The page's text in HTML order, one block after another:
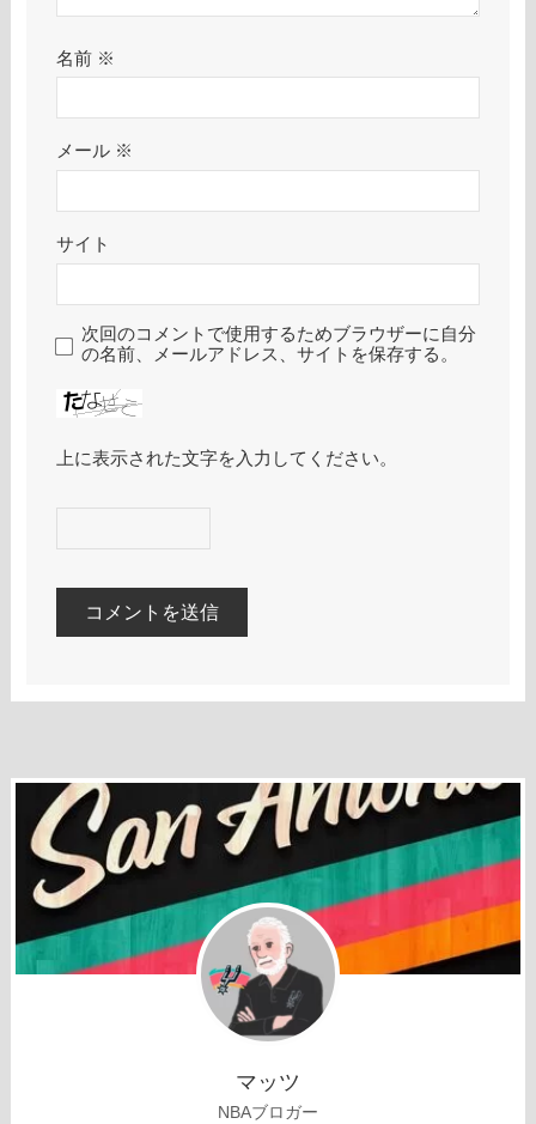
名前 ※
メール ※
サイト
次回のコメントで使用するためブラウザーに自分
の名前、メールアドレス、サイトを保存する。
上に表示された文字を入力してください。
マッツ
NBAブロガー